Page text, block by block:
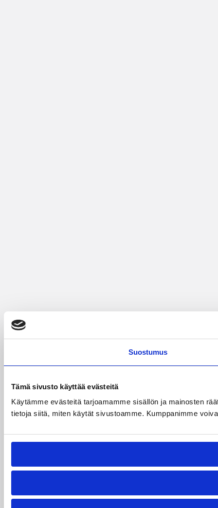
Suostumus
Tämä sivusto käyttää evästeitä
Käytämme evästeitä tarjoamamme sisällön ja mainosten
tietoja siitä, miten käytät sivustoamme. Kumppanimme